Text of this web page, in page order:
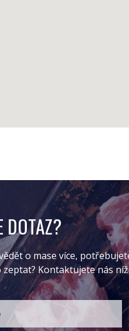
DOTAZ?
o mase více,
zeptat? Kontaktujete nás